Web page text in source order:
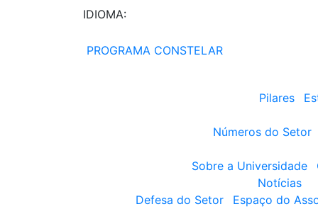
IDIOMA:
PROGRAMA CONSTELAR
Pilares
Números do Setor
Sobre a Universidade
Notícias
Defesa do Setor
Espaço do